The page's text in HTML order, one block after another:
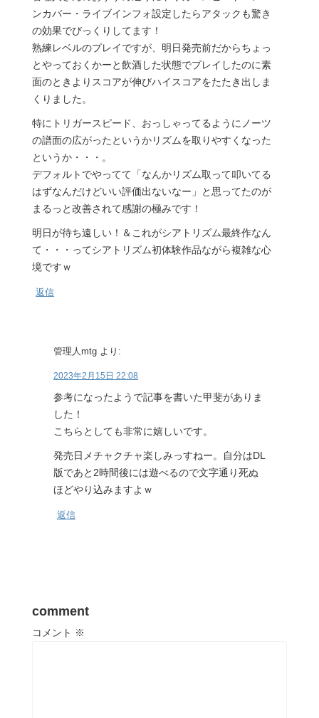
ンカバー・ライブインフォ設定したらアタックも驚き
の効果でびっくりしてます！
熟練レベルのプレイですが、明日発売前だからちょっ
とやっておくかーと飲酒した状態でプレイしたのに素
面のときよりスコアが伸びハイスコアをたたき出しま
くりました。
特にトリガースピード、おっしゃってるようにノーツ
の譜面の広がったというかリズムを取りやすくなった
というか・・・。
デフォルトでやってて「なんかリズム取って叩いてる
はずなんだけどいい評価出ないなー」と思ってたのが
まるっと改善されて感謝の極みです！
明日が待ち遠しい！＆これがシアトリズム最終作なん
て・・・ってシアトリズム初体験作品ながら複雑な心
境ですｗ
返信
管理人mtg より:
2023年2月15日 22:08
参考になったようで記事を書いた甲斐がありま
した！
こちらとしても非常に嬉しいです。
発売日メチャクチャ楽しみっすねー。自分はDL
版であと2時間後には遊べるので文字通り死ぬ
ほどやり込みますよｗ
返信
comment
コメント ※